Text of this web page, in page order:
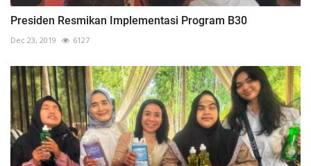
Presiden Resmikan Implementasi Program B30
Dec 23, 2019 6127